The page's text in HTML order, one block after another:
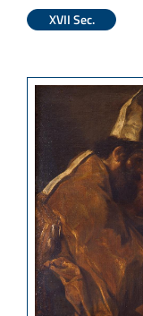
XVII Sec.